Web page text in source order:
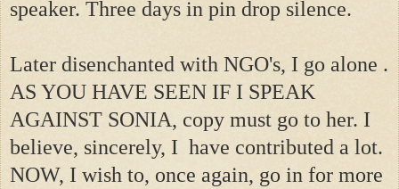
speaker. Three days in pin drop silence.
Later disenchanted with NGO's, I go alone .
AS YOU HAVE SEEN IF I SPEAK
AGAINST SONIA, copy must go to her. I
believe, sincerely, I have contributed a lot.
NOW, I wish to, once again, go in for more